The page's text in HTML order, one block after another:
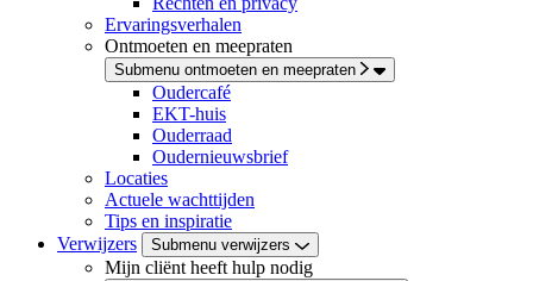
Ervaringsverhalen
Ontmoeten en meepraten
Submenu ontmoeten en meepraten
Oudercafé
EKT-huis
Ouderraad
Oudernieuwsbrief
Locaties
Actuele wachttijden
Tips en inspiratie
Verwijzers
Submenu verwijzers
Mijn cliënt heeft hulp nodig